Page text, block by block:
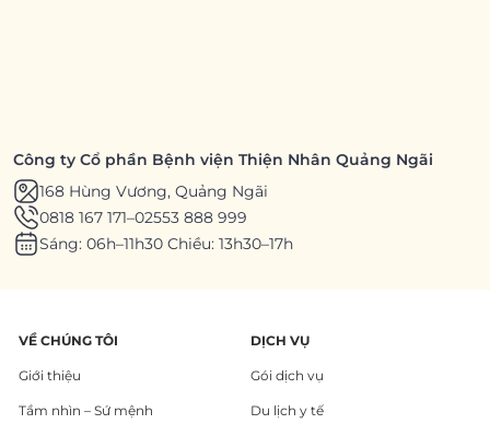
Công ty Cổ phần Bệnh viện Thiện Nhân Quảng Ngãi
168 Hùng Vương, Quảng Ngãi
0818 167 171–02553 888 999
Sáng: 06h–11h30 Chiều: 13h30–17h
VỀ CHÚNG TÔI
Giới thiệu
Tầm nhìn – Sứ mệnh
DỊCH VỤ
Gói dịch vụ
Du lịch y tế